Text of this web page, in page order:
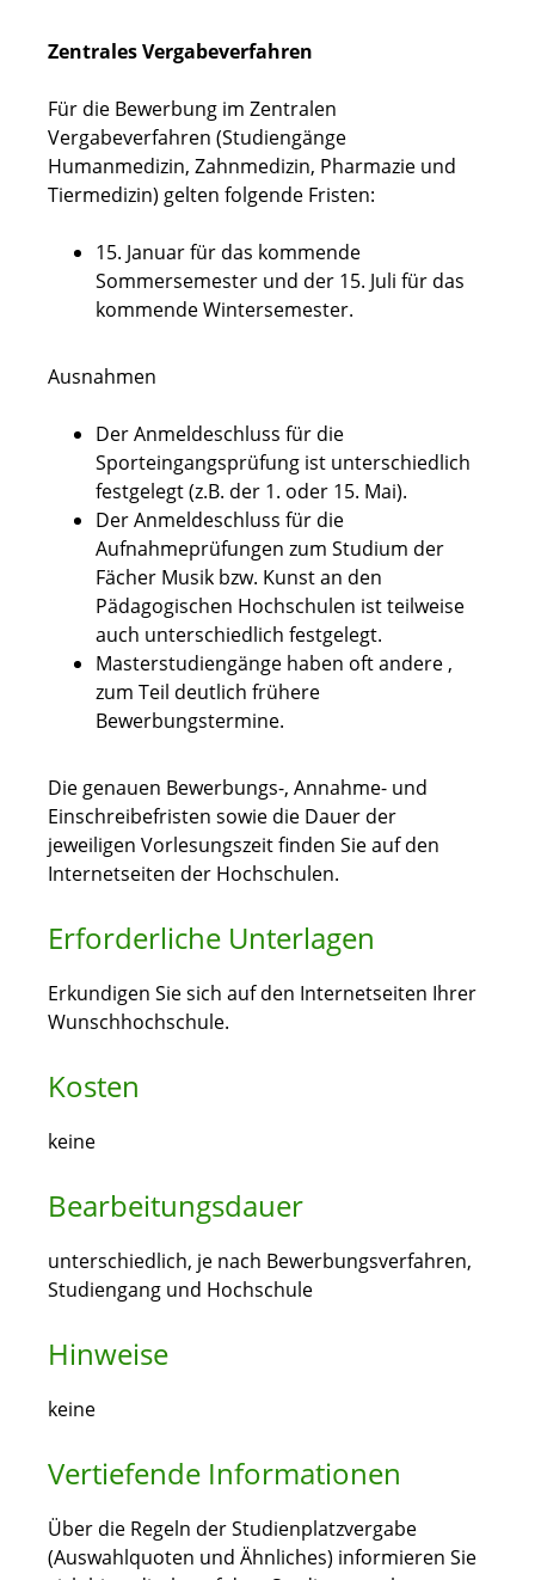
Zentrales Vergabeverfahren
Für die Bewerbung im Zentralen
Vergabeverfahren (Studiengänge
Humanmedizin, Zahnmedizin, Pharmazie und
Tiermedizin) gelten folgende Fristen:
15. Januar für das kommende
Sommersemester und der 15. Juli für das
kommende Wintersemester.
Ausnahmen
Der Anmeldeschluss für die
Sporteingangsprüfung ist unterschiedlich
festgelegt (z.B. der 1. oder 15. Mai).
Der Anmeldeschluss für die
Aufnahmeprüfungen zum Studium der
Fächer Musik bzw. Kunst an den
Pädagogischen Hochschulen ist teilweise
auch unterschiedlich festgelegt.
Masterstudiengänge haben oft andere ,
zum Teil deutlich frühere
Bewerbungstermine.
Die genauen Bewerbungs-, Annahme- und
Einschreibefristen sowie die Dauer der
jeweiligen Vorlesungszeit finden Sie auf den
Internetseiten der Hochschulen.
Erforderliche Unterlagen
Erkundigen Sie sich auf den Internetseiten Ihrer
Wunschhochschule.
Kosten
keine
Bearbeitungsdauer
unterschiedlich, je nach Bewerbungsverfahren,
Studiengang und Hochschule
Hinweise
keine
Vertiefende Informationen
Über die Regeln der Studienplatzvergabe
(Auswahlquoten und Ähnliches) informieren Sie